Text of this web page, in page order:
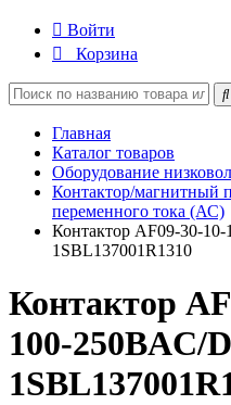
Войти
Корзина
Главная
Каталог товаров
Оборудование
Контактор/магнитный
переменного тока (АС)
Контактор AF09-30-
1SBL137001R1310
Контактор
100-250BAC/